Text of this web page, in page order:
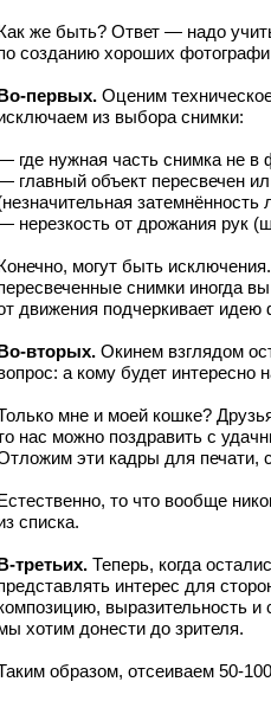
же быть? Ответ — надо
созданию хороших
первых. Оценим
из выбора снимки:
где нужная часть снимка не в
главный объект пересвечен
затемнённость
нерезкость от дрожания рук
могут быть
снимки иногда
движения подчеркивает
вторых. Окинем взглядом
а кому будет интересно
мне и моей кошке?
нас можно поздравить с
эти кадры для печати,
то что вообще
списка.
третьих. Теперь, когда
интерес для
выразительность и
хотим донести до зрителя.
образом, отсеиваем 50-